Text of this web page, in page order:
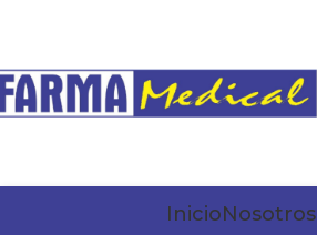
InicioNosotros